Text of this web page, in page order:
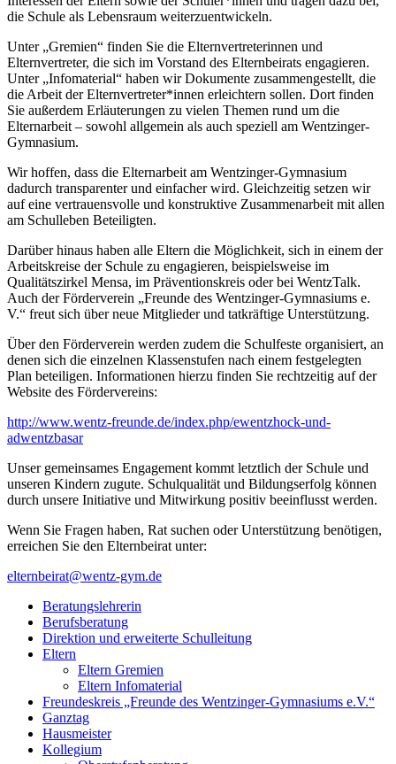
die Schule als Lebensraum weiterzuentwickeln.
Unter „Gremien“ finden Sie die Elternvertreterinnen und
Elternvertreter, die sich im Vorstand des Elternbeirats engagieren.
Unter „Infomaterial“ haben wir Dokumente zusammengestellt, die
die Arbeit der Elternvertreter*innen erleichtern sollen. Dort finden
Sie außerdem Erläuterungen zu vielen Themen rund um die
Elternarbeit – sowohl allgemein als auch speziell am Wentzinger-
Gymnasium.
Wir hoffen, dass die Elternarbeit am Wentzinger-Gymnasium
dadurch transparenter und einfacher wird. Gleichzeitig setzen wir
auf eine vertrauensvolle und konstruktive Zusammenarbeit mit allen
am Schulleben Beteiligten.
Darüber hinaus haben alle Eltern die Möglichkeit, sich in einem der
Arbeitskreise der Schule zu engagieren, beispielsweise im
Qualitätszirkel Mensa, im Präventionskreis oder bei WentzTalk.
Auch der Förderverein „Freunde des Wentzinger-Gymnasiums e.
V.“ freut sich über neue Mitglieder und tatkräftige Unterstützung.
Über den Förderverein werden zudem die Schulfeste organisiert, an
denen sich die einzelnen Klassenstufen nach einem festgelegten
Plan beteiligen. Informationen hierzu finden Sie rechtzeitig auf der
Website des Fördervereins:
http://www.wentz-freunde.de/index.php/ewentzhock-und-
adwentzbasar
Unser gemeinsames Engagement kommt letztlich der Schule und
unseren Kindern zugute. Schulqualität und Bildungserfolg können
durch unsere Initiative und Mitwirkung positiv beeinflusst werden.
Wenn Sie Fragen haben, Rat suchen oder Unterstützung benötigen,
erreichen Sie den Elternbeirat unter:
elternbeirat@wentz-gym.de
Beratungslehrerin
Berufsberatung
Direktion und erweiterte Schulleitung
Eltern
Eltern Gremien
Eltern Infomaterial
Freundeskreis „Freunde des Wentzinger-Gymnasiums e.V.“
Ganztag
Hausmeister
Kollegium